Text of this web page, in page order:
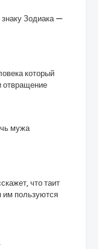
Зодиака —
который
отвращение
мужа
что таит
им пользуются